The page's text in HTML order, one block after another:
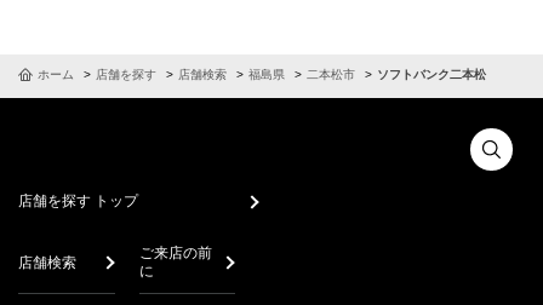
ホーム 店舗を探す 店舗検索 福島県 二本松市 ソフトバンク二本松
店舗を探す トップ
店舗検索
ご来店の前
に